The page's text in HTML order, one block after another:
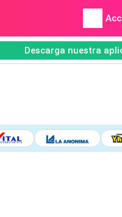
Descarga nuestra